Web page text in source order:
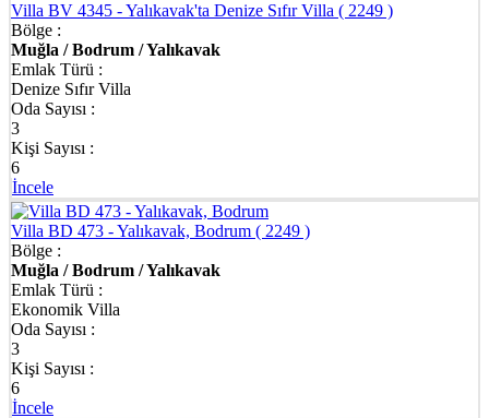
Villa BV 4345 - Yalıkavak'ta Denize Sıfır Villa ( 2249 )
Bölge :
Muğla / Bodrum / Yalıkavak
Emlak Türü :
Denize Sıfır Villa
Oda Sayısı :
3
Kişi Sayısı :
6
İncele
Villa BD 473 - Yalıkavak, Bodrum ( 2249 )
Bölge :
Muğla / Bodrum / Yalıkavak
Emlak Türü :
Ekonomik Villa
Oda Sayısı :
3
Kişi Sayısı :
6
İncele